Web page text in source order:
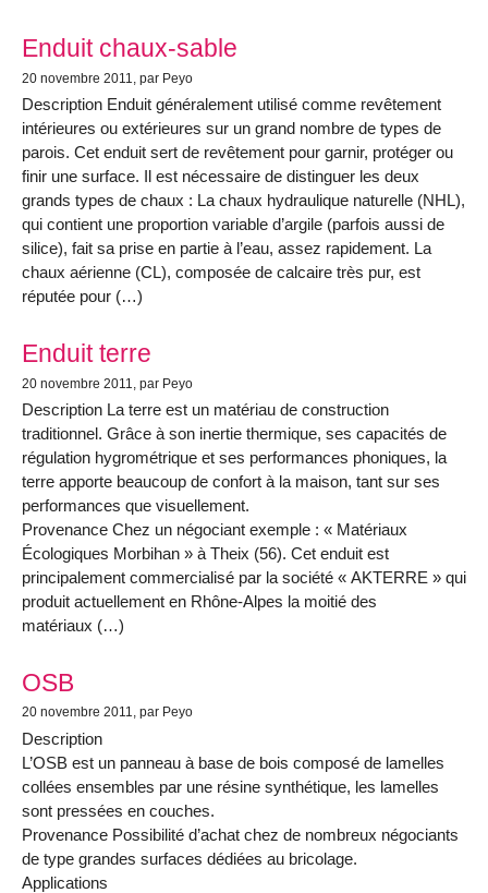
Enduit chaux-sable
20 novembre 2011 , par Peyo
Description Enduit généralement utilisé comme revêtement
intérieures ou extérieures sur un grand nombre de types de
parois. Cet enduit sert de revêtement pour garnir, protéger ou
finir une surface. Il est nécessaire de distinguer les deux
grands types de chaux : La chaux hydraulique naturelle (NHL),
qui contient une proportion variable d’argile (parfois aussi de
silice), fait sa prise en partie à l’eau, assez rapidement. La
chaux aérienne (CL), composée de calcaire très pur, est
réputée pour (…)
Enduit terre
20 novembre 2011 , par Peyo
Description La terre est un matériau de construction
traditionnel. Grâce à son inertie thermique, ses capacités de
régulation hygrométrique et ses performances phoniques, la
terre apporte beaucoup de confort à la maison, tant sur ses
performances que visuellement.
Provenance Chez un négociant exemple : « Matériaux
Écologiques Morbihan » à Theix (56). Cet enduit est
principalement commercialisé par la société « AKTERRE » qui
produit actuellement en Rhône-Alpes la moitié des
matériaux (…)
OSB
20 novembre 2011, par Peyo
Description
L’OSB est un panneau à base de bois composé de lamelles
collées ensembles par une résine synthétique, les lamelles
sont pressées en couches.
Provenance Possibilité d’achat chez de nombreux négociants
de type grandes surfaces dédiées au bricolage.
Applications